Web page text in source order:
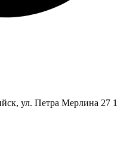
ул. Петра Мерлина 27 1